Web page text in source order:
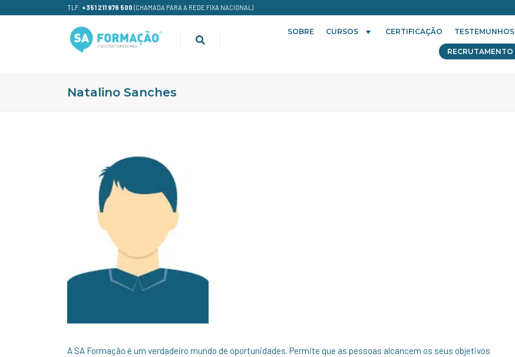
TLF: +351 211 976 500 (CHAMADA PARA A REDE FIXA NACIONAL)
SOBRE CURSOS CERTIFICAÇÃO TESTEMUNHOS
RECRUTAMENTO
Natalino Sanches
A SA Formação é um verdadeiro mundo de oportunidades. Permite que as pessoas alcancem os seus objetivos